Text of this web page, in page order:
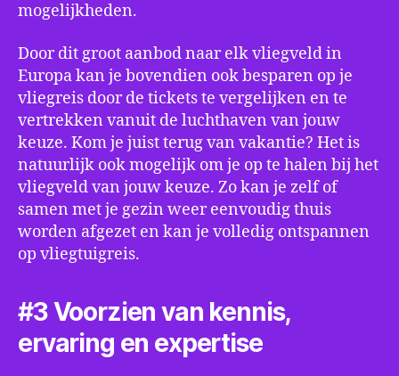
mogelijkheden.
Door dit groot aanbod naar elk vliegveld in
Europa kan je bovendien ook besparen op je
vliegreis door de tickets te vergelijken en te
vertrekken vanuit de luchthaven van jouw
keuze. Kom je juist terug van vakantie? Het is
natuurlijk ook mogelijk om je op te halen bij het
vliegveld van jouw keuze. Zo kan je zelf of
samen met je gezin weer eenvoudig thuis
worden afgezet en kan je volledig ontspannen
op vliegtuigreis.
#3 Voorzien van kennis,
ervaring en expertise